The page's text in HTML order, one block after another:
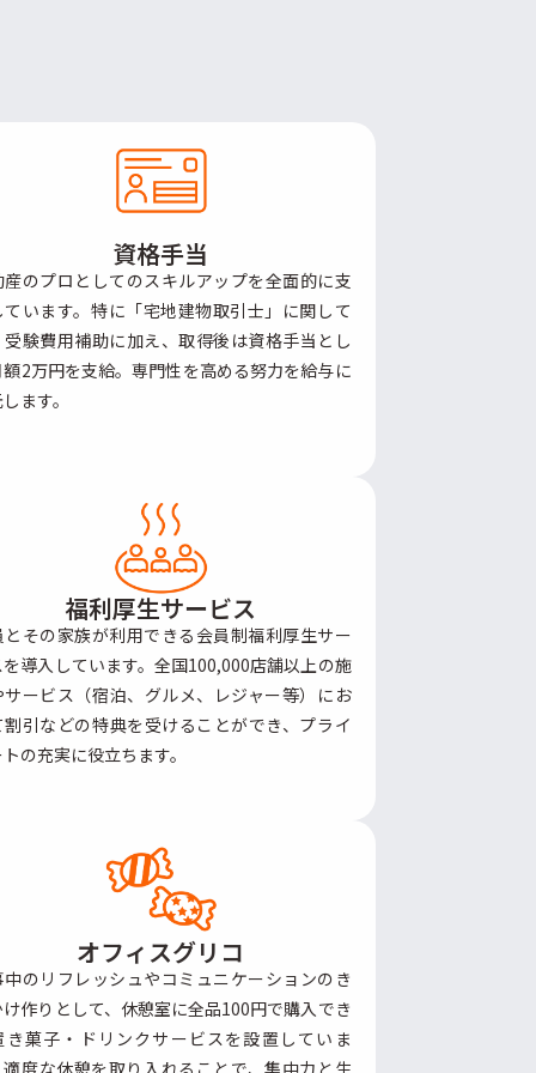
資格手当
産のプロとしてのスキルアップを全面的に支
ています。特に「宅地建物取引士」に関して
受験費用補助に加え、取得後は資格手当とし
2万円を支給。専門性を高める努力を給与に
ます。
福利厚生サービス
とその家族が利用できる会員制福利厚生サー
導入しています。全国100,000店舗以上の施
サービス（宿泊、グルメ、レジャー等）にお
割引などの特典を受けることができ、プライ
の充実に役立ちます。
オフィスグリコ
中のリフレッシュやコミュニケーションのき
作りとして、休憩室に全品100円で購入でき
き菓子・ドリンクサービスを設置していま